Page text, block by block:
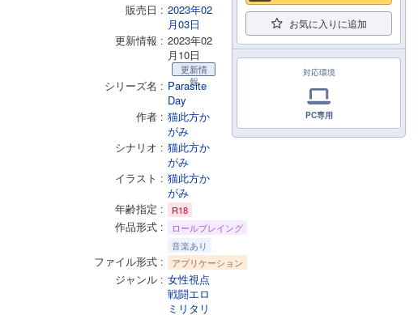
販売日
2023年02
月03日
更新情報
2023年02
月10日
更新情
報
シリーズ名
Parasite
Day
作者
猫此方か
がみ
シナリオ
猫此方か
がみ
イラスト
猫此方か
がみ
年齢指定
R18
作品形式
ロールプレイング
音楽あり
ファイル形式 アプリケーション
ジャンル
女性視点
戦闘エロ
ミリタリ
お気に入りに追加
対応環境
PC専用